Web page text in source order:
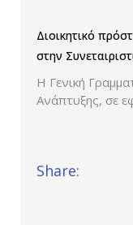
Διοικητικό
στην
Η Γενική
Ανάπτυξης, σε
Share: